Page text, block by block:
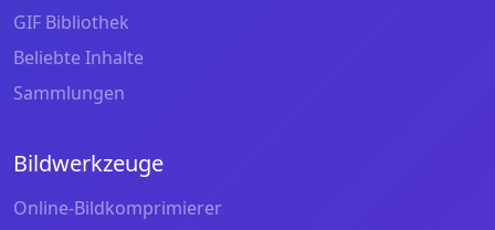
GIF Bibliothek
Beliebte Inhalte
Sammlungen
Bildwerkzeuge
Online-Bildkomprimierer